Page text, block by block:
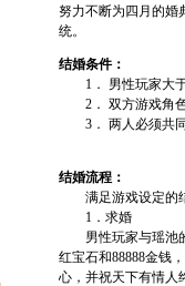
努力不断为四月的婚
统。
结婚条件：
1． 男性玩家大于
2． 双方游戏角
3． 两人必须共同
结婚流程：
满足游戏设定的结
1．求婚
男性玩家与瑶池的
红宝石和88888金钱
心，并祝天下有情人